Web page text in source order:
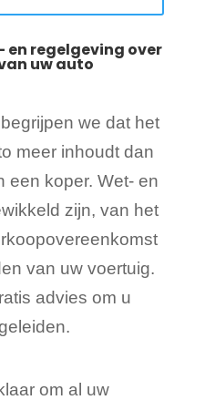
en regelgeving over
uw auto
we dat het
meer inhoudt dan
een koper. Wet- en
zijn, van het
van uw voertuig.
advies om u
om al uw